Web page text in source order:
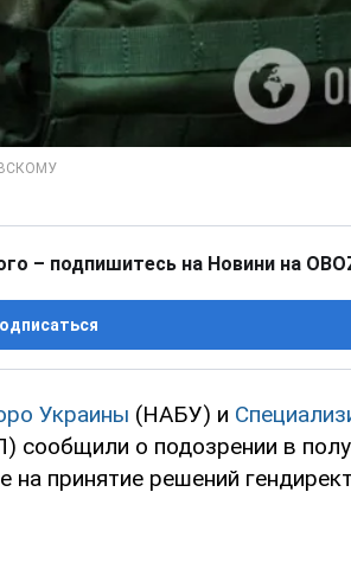
– подпишитесь на Новини на
Украины (НАБУ) и
сообщили о подозрении в
на принятие решений